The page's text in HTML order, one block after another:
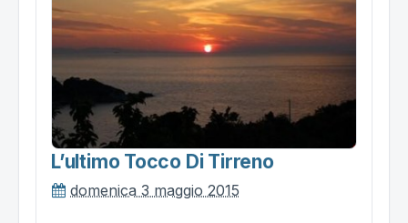
L’ultimo Tocco Di Tirreno
domenica 3 maggio 2015